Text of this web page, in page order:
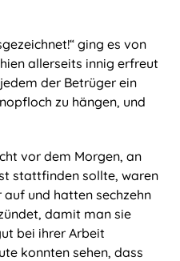
ging es von
allerseits innig erfreut
der Betrüger ein
zu hängen, und
vor dem Morgen, an
stattfinden sollte, waren
auf und hatten sechzehn
damit man sie
bei ihrer Arbeit
konnten sehen, dass